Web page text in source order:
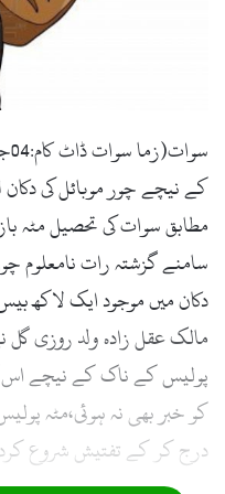
کے نیچے چور موبائل کی
مطابق سوات کی تحصیل مٹہ
سامنے گزشتہ رات نامعلوم
دکان میں موجود ایک لاکھ
مالک عقل زادہ ولد روزی گل
پولیس کے ناک کے نیچے اس
کو خبر بھی نہ ہوئی،مٹہ
درج کر کے تفتیش شروع